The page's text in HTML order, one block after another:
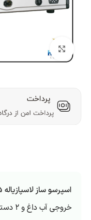
بزرگنمایی تصویر
اسپرسو ساز لاسپازیاله s5 سه گروپ
خروجی آب داغ و ۲ دسته بخار دارد. این دستگاه بسیار شکیل و دارای رنگ بسیار ویژه است.